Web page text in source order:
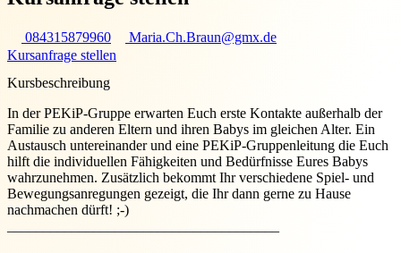
084315879960
Maria.Ch.Braun@gmx.de
Kursanfrage stellen
Kursbeschreibung
In der PEKiP-Gruppe erwarten Euch erste Kontakte außerhalb der
Familie zu anderen Eltern und ihren Babys im gleichen Alter. Ein
Austausch untereinander und eine PEKiP-Gruppenleitung die Euch
hilft die individuellen Fähigkeiten und Bedürfnisse Eures Babys
wahrzunehmen. Zusätzlich bekommt Ihr verschiedene Spiel- und
Bewegungsanregungen gezeigt, die Ihr dann gerne zu Hause
nachmachen dürft! ;-)